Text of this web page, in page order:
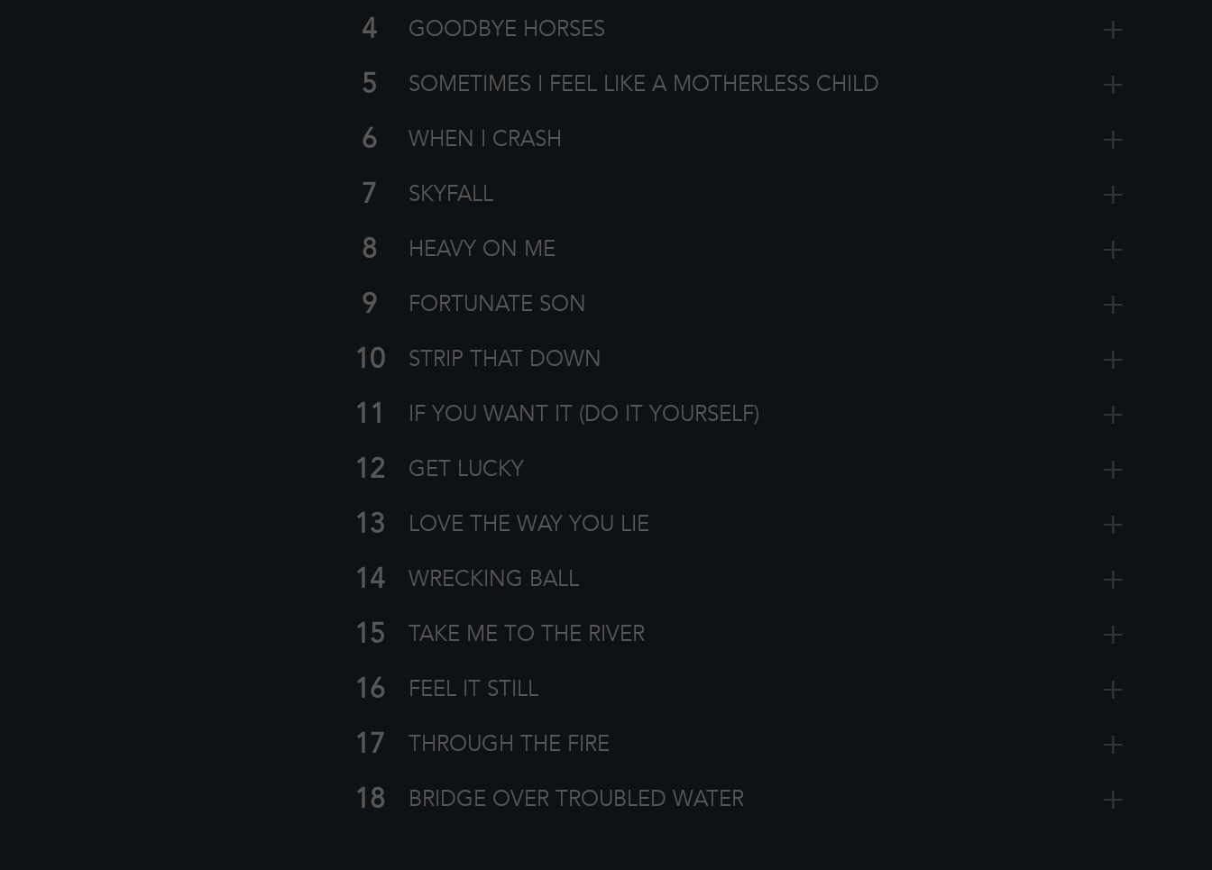
4 GOODBYE HORSES +
5 SOMETIMES I FEEL LIKE A MOTHERLESS CHILD +
6 WHEN I CRASH +
7 SKYFALL +
8 HEAVY ON ME +
9 FORTUNATE SON +
10 STRIP THAT DOWN +
11 IF YOU WANT IT (DO IT YOURSELF) +
12 GET LUCKY +
13 LOVE THE WAY YOU LIE +
14 WRECKING BALL +
15 TAKE ME TO THE RIVER +
16 FEEL IT STILL +
17 THROUGH THE FIRE +
18 BRIDGE OVER TROUBLED WATER +